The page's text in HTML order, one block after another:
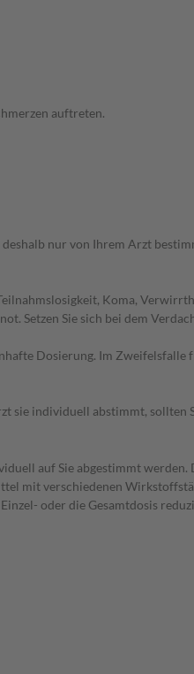
auftreten.
nur von Ihrem Arzt
Koma,
Setzen Sie sich bei dem
Dosierung. Im
sie individuell abstimmt,
auf Sie abgestimmt
mit verschiedenen
oder die Gesamtdosis